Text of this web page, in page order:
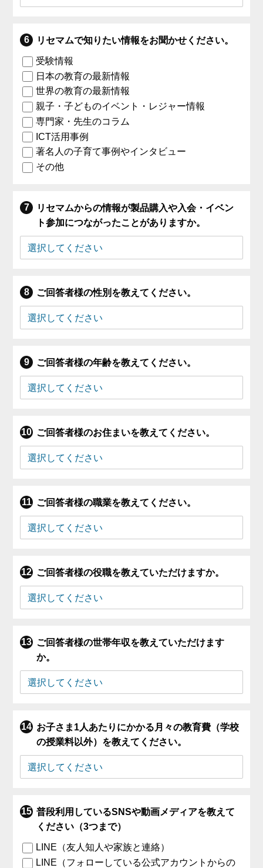
リセマムで知りたい情報をお聞かせください。
受験情報
日本の教育の最新情報
世界の教育の最新情報
親子・子どものイベント・レジャー情報
専門家・先生のコラム
ICT活用事例
著名人の子育て事例やインタビュー
その他
リセマムからの情報が製品購入や入会・イベン
ト参加につながったことがありますか。
ご回答者様の性別を教えてください。
ご回答者様の年齢を教えてください。
ご回答者様のお住まいを教えてください。
ご回答者様の職業を教えてください。
ご回答者様の役職を教えていただけますか。
ご回答者様の世帯年収を教えていただけます
か。
お子さま1人あたりにかかる月々の教育費（学校
の授業料以外）を教えてください。
普段利用しているSNSや動画メディアを教えて
ください（3つまで）
LINE（友人知人や家族と連絡）
LINE（フォローしている公式アカウントからの